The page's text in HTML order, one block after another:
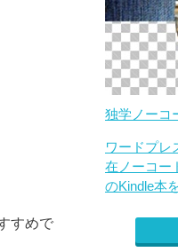
すめで
独学ノーコ
ワードプレ
在ノーコー
のKindle本